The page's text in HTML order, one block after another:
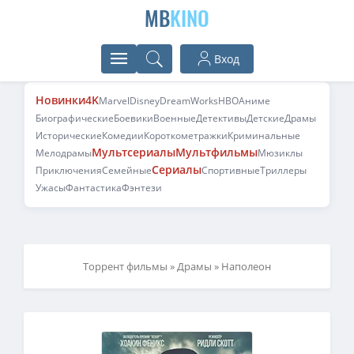
MBKINO
Вход
Новинки4KMarvelDisneyDreamWorksHBOАниме
БиографическиеБоевикиВоенныеДетективыДетскиеДрамы
ИсторическиеКомедииКороткометражкиКриминальные
МелодрамыМультсериалыМультфильмыМюзиклы
ПриключенияСемейныеСериалыСпортивныеТриллеры
УжасыФантастикаФэнтези
Торрент фильмы »Драмы » Наполеон